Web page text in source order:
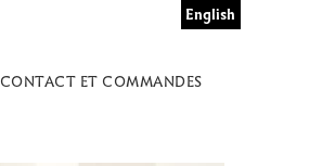
English
CONTACT ET COMMANDES